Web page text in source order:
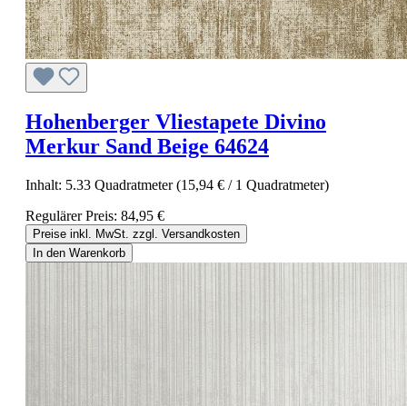
Hohenberger Vliestapete Divino
Merkur Sand Beige 64624
Inhalt: 5.33 Quadratmeter(15,94 € / 1 Quadratmeter)
Regulärer Preis: 84,95 €
Preise inkl. MwSt. zzgl. Versandkosten
In den Warenkorb